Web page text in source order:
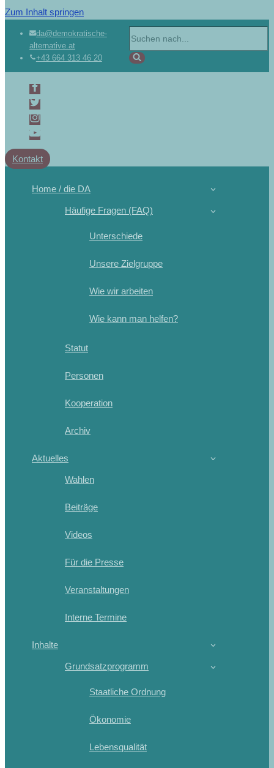
Zum Inhalt springen
da@demokratische-
alternative.at
+43 664 313 46 20
Kontakt
Home / die DA
Häufige Fragen (FAQ)
Unterschiede
Unsere Zielgruppe
Wie wir arbeiten
Wie kann man helfen?
Statut
Personen
Kooperation
Archiv
Aktuelles
Wahlen
Beiträge
Videos
Für die Presse
Veranstaltungen
Interne Termine
Inhalte
Grundsatzprogramm
Staatliche Ordnung
Ökonomie
Lebensqualität